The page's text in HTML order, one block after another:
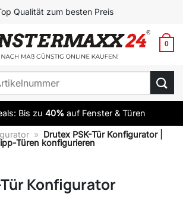
Qualität zum besten Preis
0
Bis zu 40% auf Fenster & Türen
» Drutex PSK-Tür Konfigurator |
Türen konfigurieren
Konfigurator